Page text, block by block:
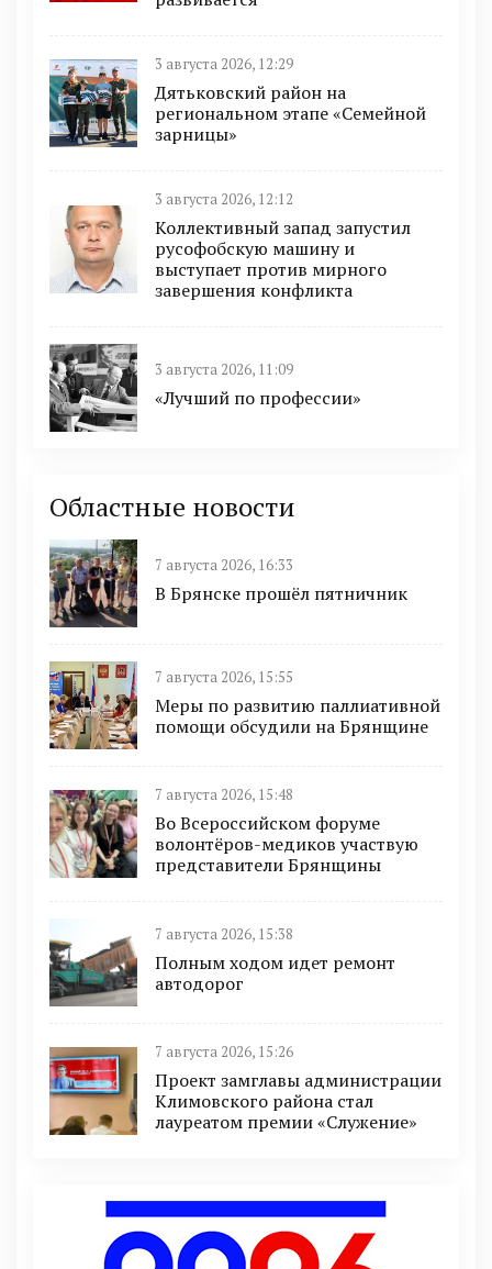
3 августа 2026, 12:29
Дятьковский район на
региональном этапе «Семейной
зарницы»
3 августа 2026, 12:12
Коллективный запад запустил
русофобскую машину и
выступает против мирного
завершения конфликта
3 августа 2026, 11:09
«Лучший по профессии»
Областные новости
7 августа 2026, 16:33
В Брянске прошёл пятничник
7 августа 2026, 15:55
Меры по развитию паллиативной
помощи обсудили на Брянщине
7 августа 2026, 15:48
Во Всероссийском форуме
волонтёров-медиков участвую
представители Брянщины
7 августа 2026, 15:38
Полным ходом идет ремонт
автодорог
7 августа 2026, 15:26
Проект замглавы администрации
Климовского района стал
лауреатом премии «Служение»